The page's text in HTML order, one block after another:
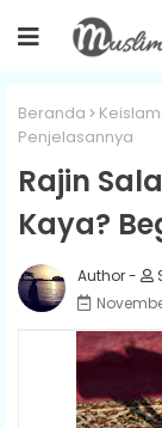
Beranda
Penjelasannya
Rajin
Kaya?